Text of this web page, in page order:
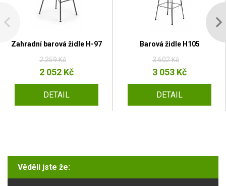
Zahradní barová židle H-97
2 259 Kč
2 052 Kč
DETAIL
Barová židle H105
3 602 Kč
3 053 Kč
DETAIL
Věděli jste že: